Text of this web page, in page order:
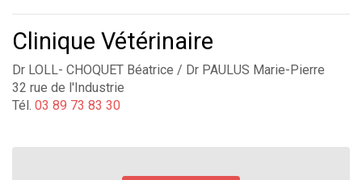
Clinique Vétérinaire
Dr LOLL- CHOQUET Béatrice / Dr PAULUS Marie-Pierre
32 rue de l'Industrie
Tél. 03 89 73 83 30